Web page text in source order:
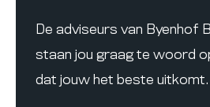
De adviseurs van Byenhof
staan jou graag te woord
dat jouw het beste uitkomt.